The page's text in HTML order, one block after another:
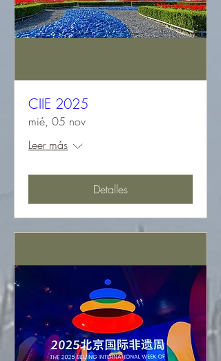
CIIE 2025
mié, 05 nov
Leer más
Detalles